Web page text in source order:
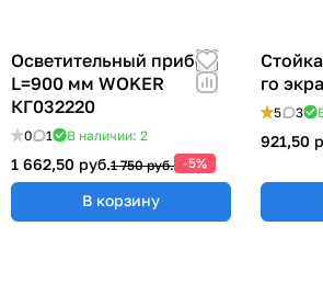
Осветительный прибор
L=900 мм WOKER
КГ032220
0 1 В наличии: 2
1 662,50 руб.1 750 руб. -5%
В корзину
го
5 3
921,50